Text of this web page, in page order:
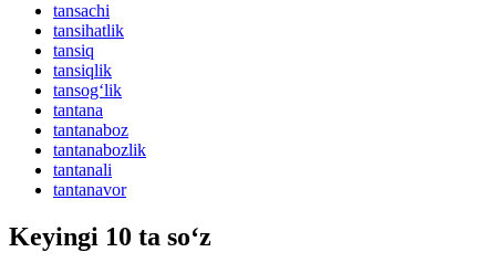
tansachi
tansihatlik
tansiq
tansiqlik
tansog‘lik
tantana
tantanaboz
tantanabozlik
tantanali
tantanavor
Keyingi 10 ta so‘z